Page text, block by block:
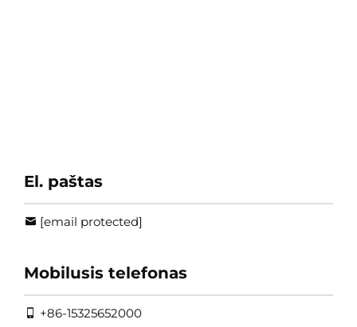
El. paštas
[email protected]
Mobilusis telefonas
+86-15325652000